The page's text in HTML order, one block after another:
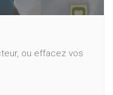
ou effacez vos